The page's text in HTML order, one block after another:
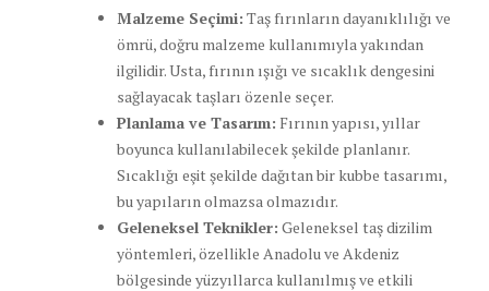
Malzeme Seçimi: Taş fırınların dayanıklılığı ve
ömrü, doğru malzeme kullanımıyla yakından
ilgilidir. Usta, fırının ışığı ve sıcaklık dengesini
sağlayacak taşları özenle seçer.
Planlama ve Tasarım: Fırının yapısı, yıllar
boyunca kullanılabilecek şekilde planlanır.
Sıcaklığı eşit şekilde dağıtan bir kubbe tasarımı,
bu yapıların olmazsa olmazıdır.
Geleneksel Teknikler: Geleneksel taş dizilim
yöntemleri, özellikle Anadolu ve Akdeniz
bölgesinde yüzyıllarca kullanılmış ve etkili